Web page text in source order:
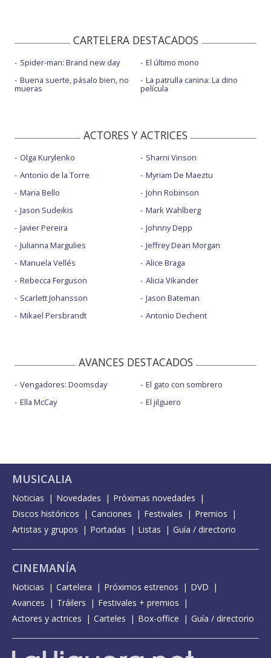
CARTELERA DESTACADOS
Spider-man: Brand new day
Buena suerte, pásalo bien, no
mueras
El último mono
La patrulla canina: La dino
película
ACTORES Y ACTRICES
Olga Kurylenko
Antonio de la Torre
Maria Bello
Jason Sudeikis
Javier Pereira
Julianna Margulies
Manuela Vellés
Rebecca Ferguson
Scarlett Johansson
Mikael Persbrandt
Sharni Vinson
Myriam De Maeztu
John Robinson
Mark Wahlberg
Johnny Depp
Jeffrey Dean Morgan
Alice Braga
Alicia Vikander
Jason Bateman
Antonio Dechent
AVANCES DESTACADOS
Vengadores: Doomsday
Ella McCay
El gato con sombrero
El jilguero
MUSICALIA
Noticias Novedades
Próximas novedades
Discos históricos
Canciones Festivales
Premios
Artistas y grupos
Portadas Listas Guía / directorio
CINEMANÍA
Noticias Cartelera Próximos estrenos
DVD
Avances
Tráilers
Festivales + premios
Actores y actrices
Carteles Box-office Guía / directorio